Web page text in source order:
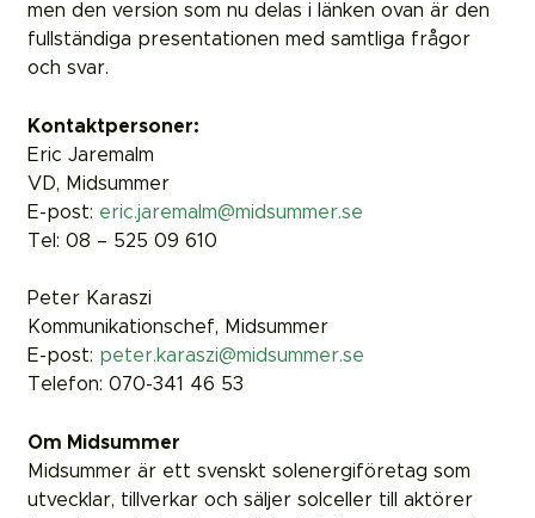
men den version som nu delas i länken ovan är den
fullständiga presentationen med samtliga frågor
och svar.
Kontaktpersoner:
Eric Jaremalm
VD, Midsummer
E-post: eric.jaremalm@midsummer.se
Tel: 08 – 525 09 610
Peter Karaszi
Kommunikationschef, Midsummer
E-post: peter.karaszi@midsummer.se
Telefon: 070-341 46 53
Om Midsummer
Midsummer är ett svenskt solenergiföretag som
utvecklar, tillverkar och säljer solceller till aktörer